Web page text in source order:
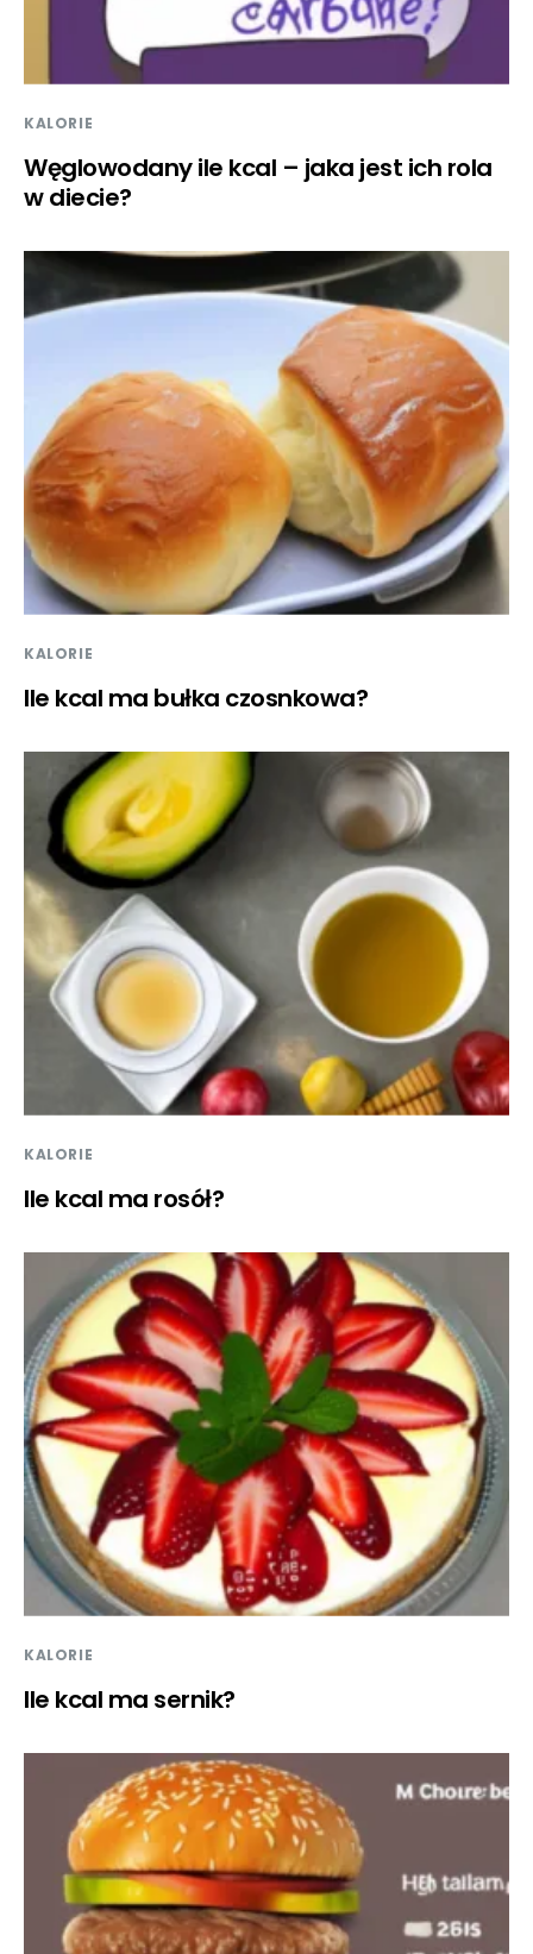
KALORIE
Węglowodany ile kcal – jaka jest ich rola
w diecie?
KALORIE
Ile kcal ma bułka czosnkowa?
KALORIE
Ile kcal ma rosół?
KALORIE
Ile kcal ma sernik?